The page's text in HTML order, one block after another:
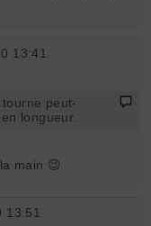
13:41
peut-
longueur.
main 😉
13:51